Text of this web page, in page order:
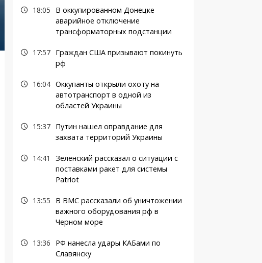
18:05
В оккупированном Донецке
аварийное отключение
трансформаторных подстанции
17:57
Граждан США призывают покинуть
рф
16:04 Оккупанты открыли охоту на
автотранспорт в одной из
областей Украины
15:37
Путин нашел оправдание для
захвата территорий Украины
14:41
Зеленский рассказал о ситуации с
поставками ракет для системы
Patriot
13:55
В ВМС рассказали об уничтожении
важного оборудования рф в
Черном море
13:36
РФ нанесла удары КАБами по
Славянску